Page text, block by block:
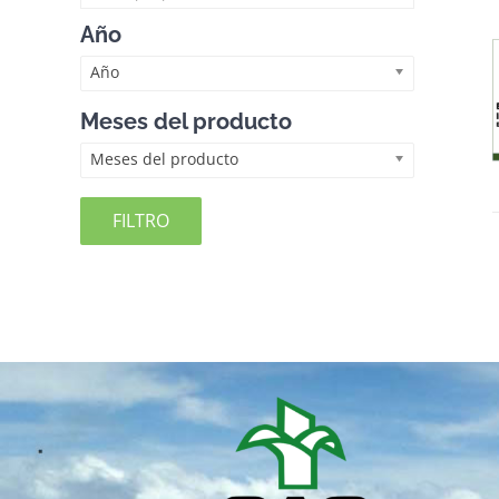
Año
Año
Meses del producto
Meses del producto
FILTRO